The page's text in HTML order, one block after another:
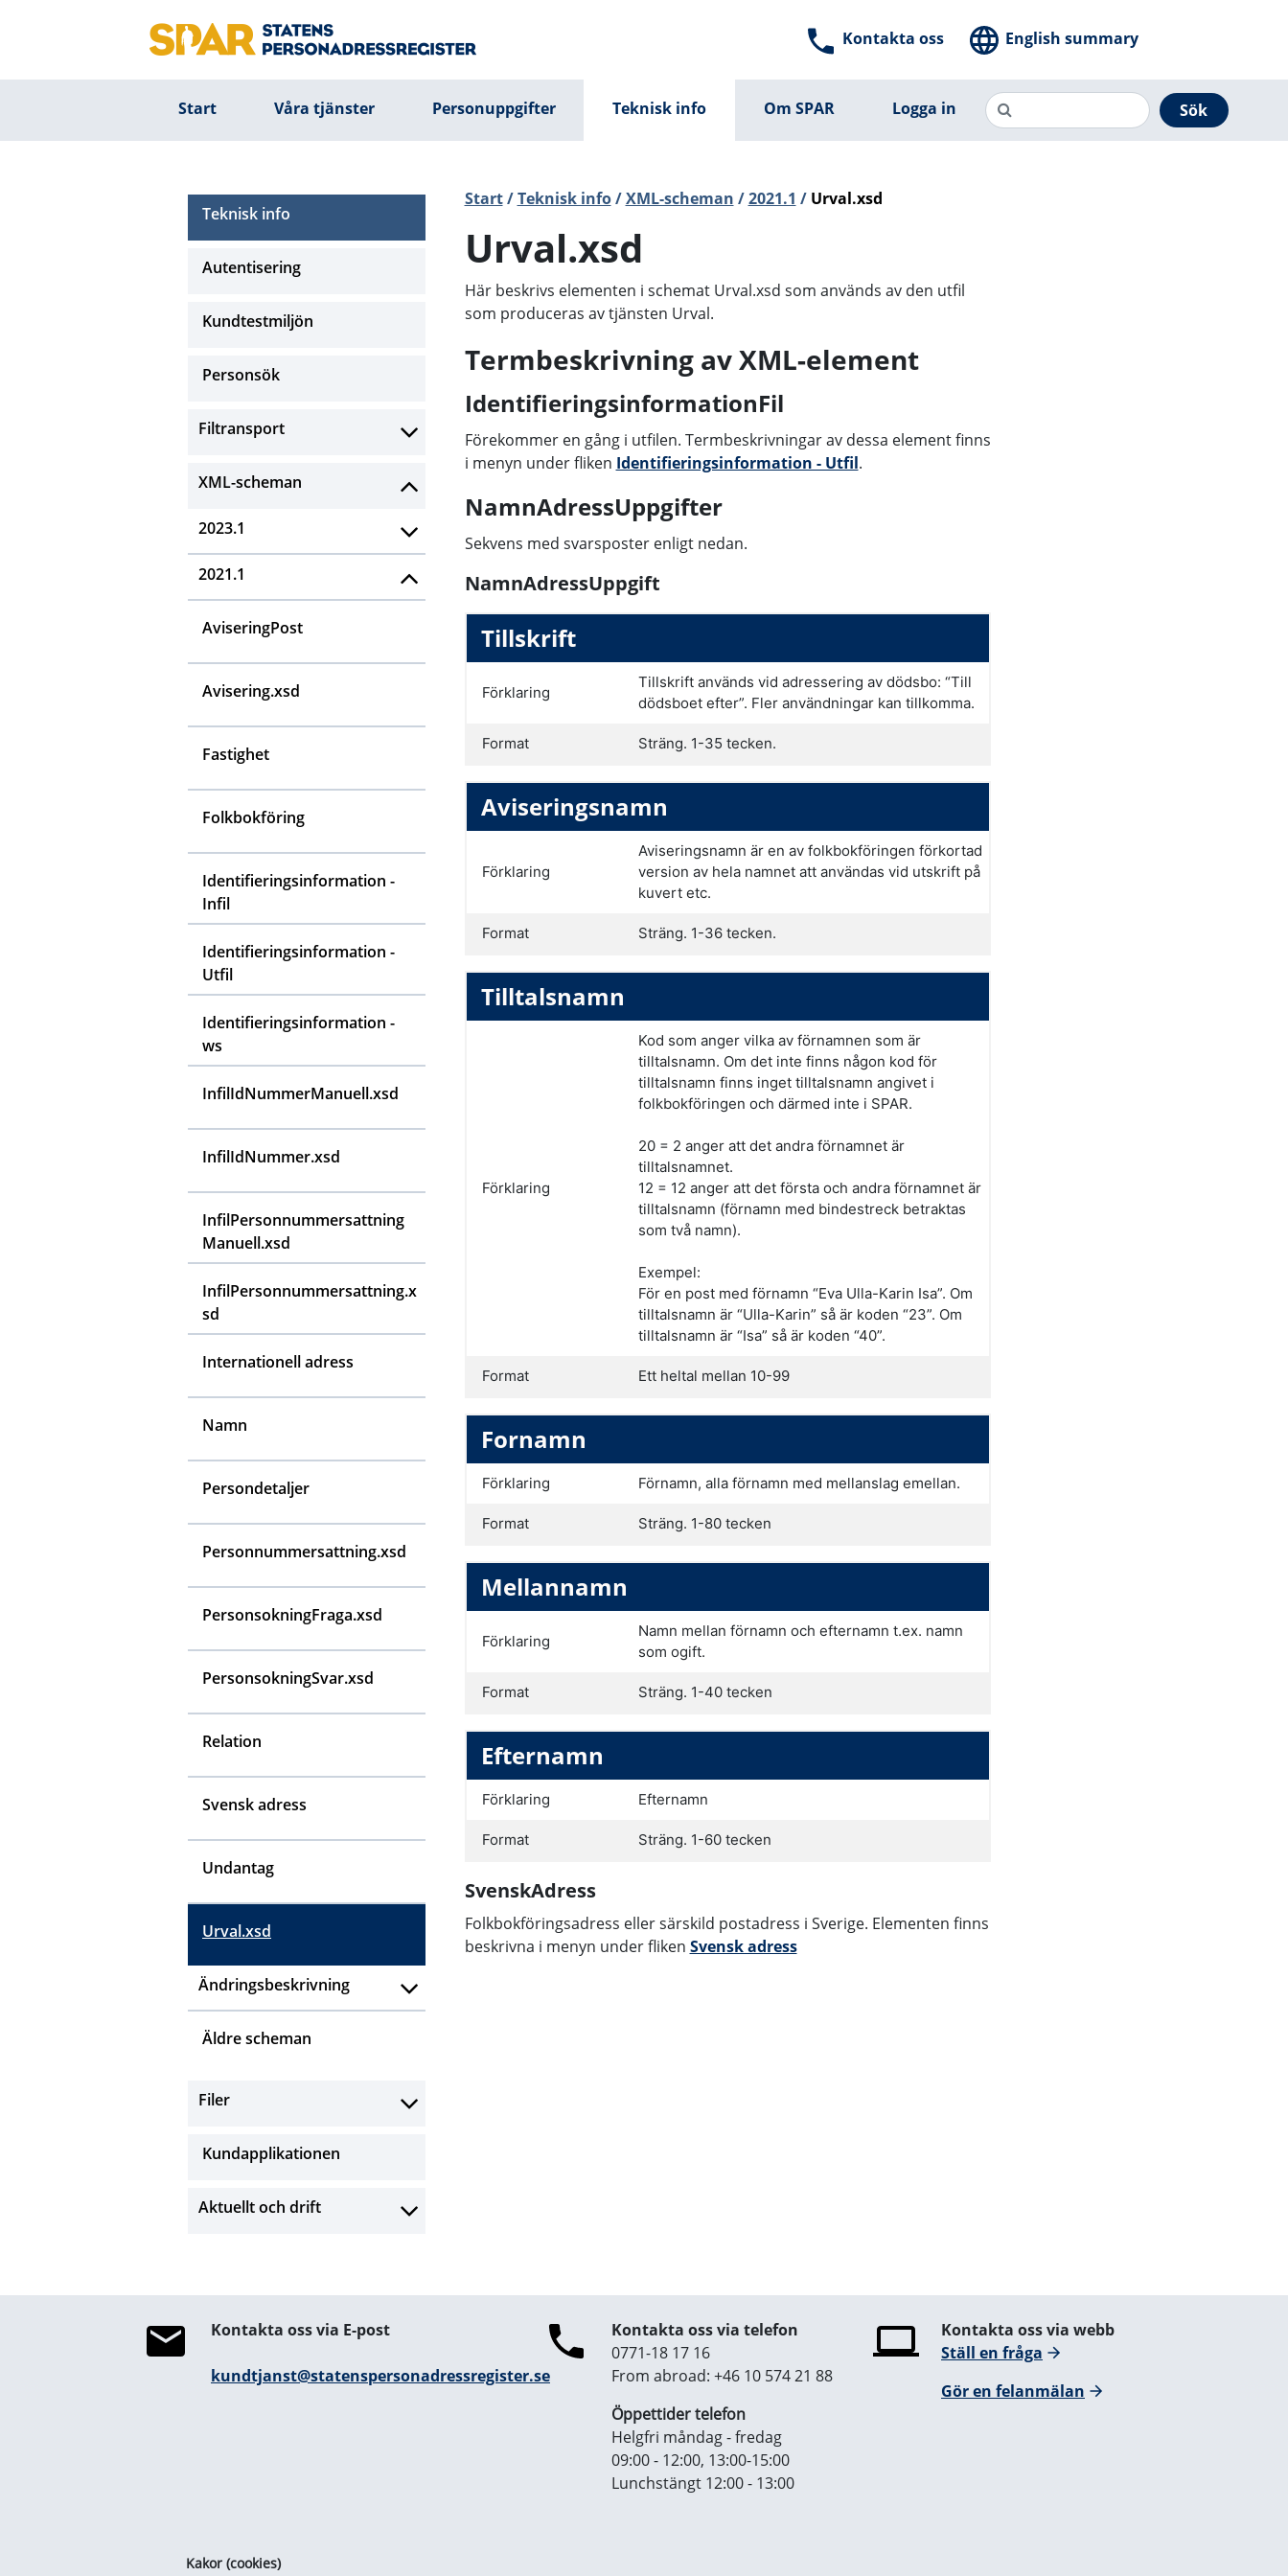
Kakor (cookies)
Kontakta oss English summary
Start Våra tjänster Personuppgifter Teknisk info Om SPAR Logga in Sök
Teknisk info
Autentisering
Kundtestmiljön
Personsök
Filtransport
XML-scheman
2023.1
2021.1
AviseringPost
Avisering.xsd
Fastighet
Folkbokföring
Identifieringsinformation -
Infil
Identifieringsinformation -
Utfil
Identifieringsinformation -
ws
InfilIdNummerManuell.xsd
InfilIdNummer.xsd
InfilPersonnummersattning
Manuell.xsd
InfilPersonnummersattning.x
sd
Internationell adress
Namn
Persondetaljer
Personnummersattning.xsd
PersonsokningFraga.xsd
PersonsokningSvar.xsd
Relation
Svensk adress
Undantag
Urval.xsd
Ändringsbeskrivning
Äldre scheman
Filer
Kundapplikationen
Aktuellt och drift
Start / Teknisk info / XML-scheman / 2021.1 / Urval.xsd
Urval.xsd
Här beskrivs elementen i schemat Urval.xsd som används av den utfil
som produceras av tjänsten Urval.
Termbeskrivning av XML-element
IdentifieringsinformationFil
Förekommer en gång i utfilen. Termbeskrivningar av dessa element finns
i menyn under fliken Identifieringsinformation - Utfil.
NamnAdressUppgifter
Sekvens med svarsposter enligt nedan.
NamnAdressUppgift
Tillskrift
Förklaring
Tillskrift används vid adressering av dödsbo: “Till
dödsboet efter”. Fler användningar kan tillkomma.
Format Sträng. 1-35 tecken.
Aviseringsnamn
Förklaring
Aviseringsnamn är en av folkbokföringen förkortad
version av hela namnet att användas vid utskrift på
kuvert etc.
Format Sträng. 1-36 tecken.
Tilltalsnamn
Förklaring
Kod som anger vilka av förnamnen som är
tilltalsnamn. Om det inte finns någon kod för
tilltalsnamn finns inget tilltalsnamn angivet i
folkbokföringen och därmed inte i SPAR.
20 = 2 anger att det andra förnamnet är
tilltalsnamnet.
12 = 12 anger att det första och andra förnamnet är
tilltalsnamn (förnamn med bindestreck betraktas
som två namn).
Exempel:
För en post med förnamn “Eva Ulla-Karin Isa”. Om
tilltalsnamn är “Ulla-Karin” så är koden “23”. Om
tilltalsnamn är “Isa” så är koden “40”.
Format Ett heltal mellan 10-99
Fornamn
Förklaring Förnamn, alla förnamn med mellanslag emellan.
Format Sträng. 1-80 tecken
Mellannamn
Förklaring
Namn mellan förnamn och efternamn t.ex. namn
som ogift.
Format Sträng. 1-40 tecken
Efternamn
Förklaring Efternamn
Format Sträng. 1-60 tecken
SvenskAdress
Folkbokföringsadress eller särskild postadress i Sverige. Elementen finns
beskrivna i menyn under fliken Svensk adress
Kontakta oss via E-post
kundtjanst@statenspersonadressregister.se
Kontakta oss via telefon
0771-18 17 16
From abroad: +46 10 574 21 88
Öppettider telefon
Helgfri måndag - fredag
09:00 - 12:00, 13:00-15:00
Lunchstängt 12:00 - 13:00
Kontakta oss via webb
Ställ en fråga
Gör en felanmälan